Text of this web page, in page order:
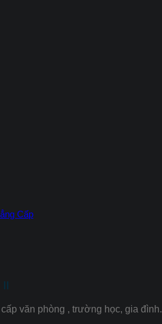
Cấp
văn phòng , trường học, gia đình.